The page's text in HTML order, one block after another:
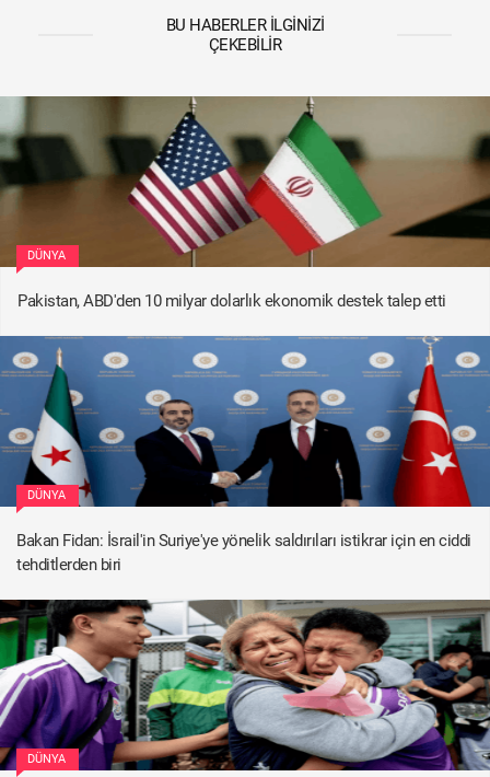
BU HABERLER İLGINIZI
ÇEKEBILIR
DÜNYA
Pakistan, ABD'den 10 milyar dolarlık ekonomik destek talep etti
DÜNYA
Bakan Fidan: İsrail'in Suriye'ye yönelik saldırıları istikrar için en ciddi
tehditlerden biri
DÜNYA